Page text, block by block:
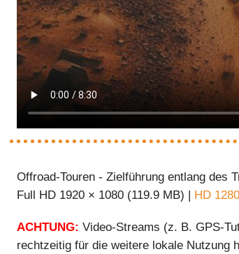
Offroad-Touren - Zielführung entlang des
Full HD 1920 × 1080 (119.9 MB) |
HD
ACHTUNG: Video-Streams (z. B. GPS-
rechtzeitig für die weitere lokale Nutzung